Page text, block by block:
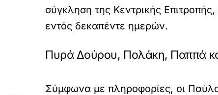
σύγκληση της Κεντρικής
εντός δεκαπέντε ημερών.
Πυρά Δούρου, Πολάκη, Παππά
Σύμφωνα με πληροφορίες, οι